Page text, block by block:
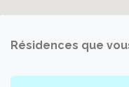
Résidences que